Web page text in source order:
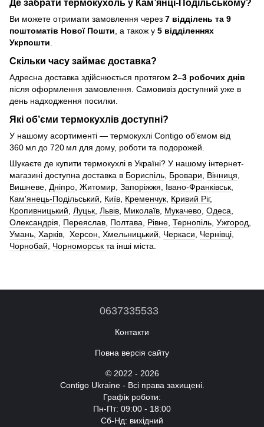
Де забрати термокухоль у Кам’янці‑Подільському?
Ви можете отримати замовлення через 7 відділень та 9
поштоматів Нової Пошти, а також у 5 відділеннях
Укрпошти.
Скільки часу займає доставка?
Адресна доставка здійснюється протягом 2–3 робочих днів
після оформлення замовлення. Самовивіз доступний уже в
день надходження посилки.
Які об’єми термокухлів доступні?
У нашому асортименті — термокухлі Contigo об’ємом від
360 мл до 720 мл для дому, роботи та подорожей.
Шукаєте де купити термокухлі в Україні? У нашому інтернет-
магазині доступна доставка в Бориспіль Бровари Вінниця
Вишневе Дніпро Житомир Запоріжжя Івано-Франківськ
Кам'янець-Подільський
Київ Кременчук Кривий Ріг,
Кропивницький Луцьк Львів Миколаїв Мукачево Одеса
Олександрія
Переяслав Полтава Рівне Тернопіль Ужгород
Умань Харків Херсон Хмельницький Черкаси Чернівці
Чорнобай
Чорноморськ та інші міста.
0637335533
Контакти
Повна версія сайту
© 2022 - 2026
Contigo Ukraine - Всі права захищені.
Графік роботи:
Пн-Пт: 09:00 - 18:00
Сб-Нд: вихідний